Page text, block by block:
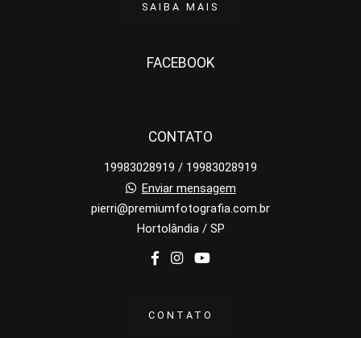
SAIBA MAIS
FACEBOOK
CONTATO
19983028919 / 19983028919
Enviar mensagem
pierri@premiumfotografia.com.br
Hortolândia / SP
CONTATO